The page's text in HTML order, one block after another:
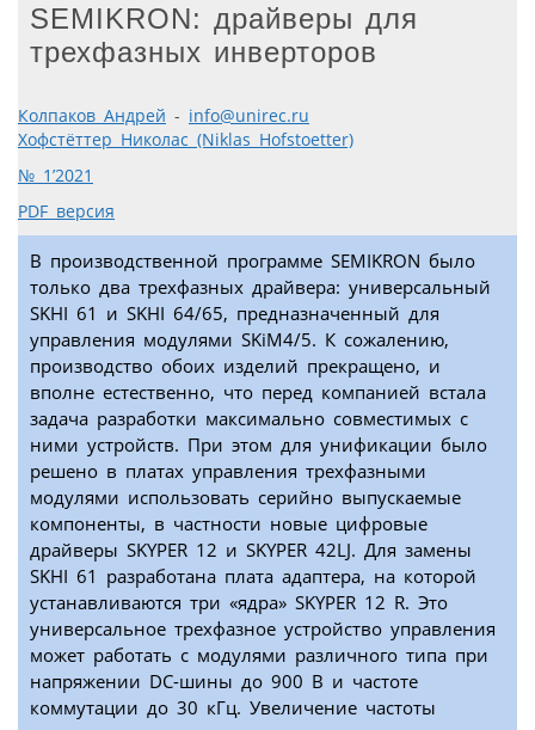
SEMIKRON: драйверы для
трехфазных инверторов
Колпаков Андрей - info@unirec.ru
Хофстёттер Николас (Niklas Hofstoetter)
№ 1’2021
PDF версия
В производственной программе SEMIKRON было
только два трехфазных драйвера: универсальный
SKHI 61 и SKHI 64/65, предназначенный для
управления модулями SKiM4/5. К сожалению,
производство обоих изделий прекращено, и
вполне естественно, что перед компанией встала
задача разработки максимально совместимых с
ними устройств. При этом для унификации было
решено в платах управления трехфазными
модулями использовать серийно выпускаемые
компоненты, в частности новые цифровые
драйверы SKYPER 12 и SKYPER 42LJ. Для замены
SKHI 61 разработана плата адаптера, на которой
устанавливаются три «ядра» SKYPER 12 R. Это
универсальное трехфазное устройство управления
может работать с модулями различного типа при
напряжении DC-шины до 900 В и частоте
коммутации до 30 кГц. Увеличение частоты